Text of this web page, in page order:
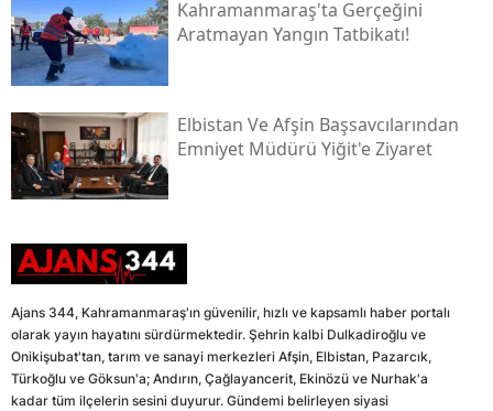
Kahramanmaraş'ta Gerçeğini
Aratmayan Yangın Tatbikatı!
Elbistan Ve Afşin Başsavcılarından
Emniyet Müdürü Yiğit'e Ziyaret
Ajans 344, Kahramanmaraş'ın güvenilir, hızlı ve kapsamlı haber portalı
olarak yayın hayatını sürdürmektedir. Şehrin kalbi Dulkadiroğlu ve
Onikişubat'tan, tarım ve sanayi merkezleri Afşin, Elbistan, Pazarcık,
Türkoğlu ve Göksun'a; Andırın, Çağlayancerit, Ekinözü ve Nurhak'a
kadar tüm ilçelerin sesini duyurur. Gündemi belirleyen siyasi